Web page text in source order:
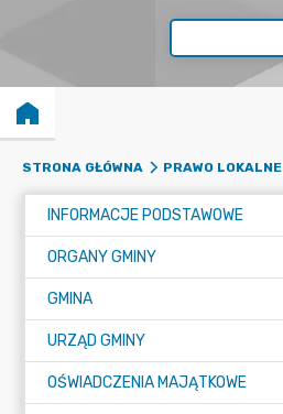
STRONA GŁÓWNA PRAWO LOKALNE
INFORMACJE PODSTAWOWE
ORGANY GMINY
GMINA
URZĄD GMINY
OŚWIADCZENIA MAJĄTKOWE